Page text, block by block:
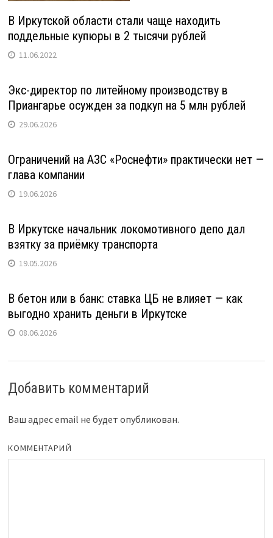
В Иркутской области стали чаще находить
поддельные купюры в 2 тысячи рублей
11.06.2022
Экс-директор по литейному производству в
Приангарье осужден за подкуп на 5 млн рублей
29.06.2026
Ограничений на АЗС «Роснефти» практически нет —
глава компании
19.06.2026
В Иркутске начальник локомотивного депо дал
взятку за приёмку транспорта
19.05.2026
В бетон или в банк: ставка ЦБ не влияет — как
выгодно хранить деньги в Иркутске
08.06.2026
Добавить комментарий
Ваш адрес email не будет опубликован.
КОММЕНТАРИЙ